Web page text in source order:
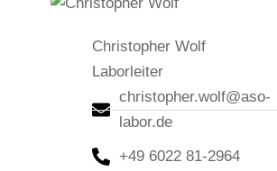
Christopher Wolf
Laborleiter
christopher.wolf@aso-
labor.de
+49 6022 81-2964